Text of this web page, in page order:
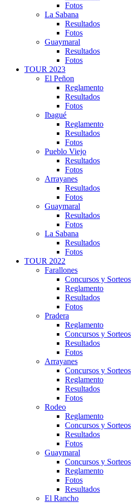
Fotos
La Sabana
Resultados
Fotos
Guaymaral
Resultados
Fotos
TOUR 2023
El Peñon
Reglamento
Resultados
Fotos
Ibagué
Reglamento
Resultados
Fotos
Pueblo Viejo
Resultados
Fotos
Arrayanes
Resultados
Fotos
Guaymaral
Resultados
Fotos
La Sabana
Resultados
Fotos
TOUR 2022
Farallones
Concursos y Sorteos
Reglamento
Resultados
Fotos
Pradera
Reglamento
Concursos y Sorteos
Resultados
Fotos
Arrayanes
Concursos y Sorteos
Reglamento
Resultados
Fotos
Rodeo
Reglamento
Concursos y Sorteos
Resultados
Fotos
Guaymaral
Concursos y Sorteos
Reglamento
Fotos
Resultados
El Rancho